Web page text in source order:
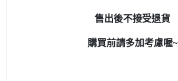
售出後不接受退貨
購買前請多加考慮喔~